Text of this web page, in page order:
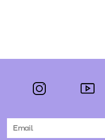
instagram youtube
Subscrever Newsletter